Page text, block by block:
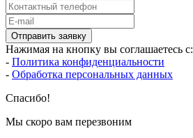
Отправить заявку
Нажимая на кнопку вы соглашаетесь с:
- Политика конфиденциальности
- Обработка персональных данных
Спасибо!
Мы скоро вам перезвоним